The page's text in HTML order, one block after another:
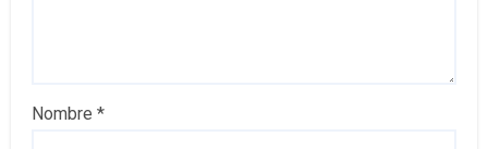
Nombre *